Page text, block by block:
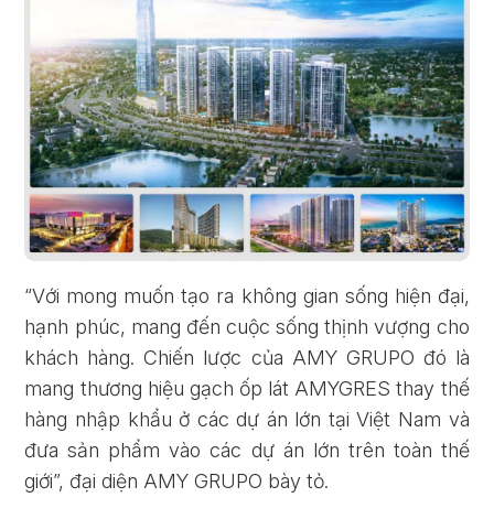
“Với mong muốn tạo ra không gian sống hiện đại,
hạnh phúc, mang đến cuộc sống thịnh vượng cho
khách hàng. Chiến lược của AMY GRUPO đó là
mang thương hiệu gạch ốp lát AMYGRES thay thế
hàng nhập khẩu ở các dự án lớn tại Việt Nam và
đưa sản phẩm vào các dự án lớn trên toàn thế
giới”, đại diện AMY GRUPO bày tỏ.
Quên mật khẩu?